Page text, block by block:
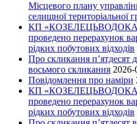
Місцевого плану
селищної територіальної
КП
проведено перерахунок
рідких побутових відходів
Про скликання п’ятдесят
восьмого скликання 2026-
Повідомлення про наміри
КП
проведено перерахунок
рідких побутових відходів